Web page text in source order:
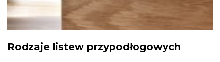
Rodzaje listew przypodłogowych